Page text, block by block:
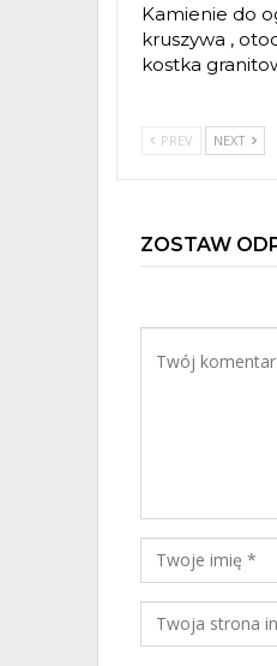
Kamienie do
kruszywa ,
kostka
PREV NEXT
ZOSTAW